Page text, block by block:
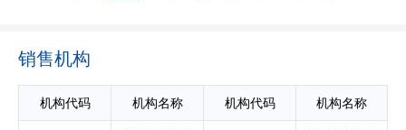
销售机构
机构代码 机构名称 机构代码 机构名称